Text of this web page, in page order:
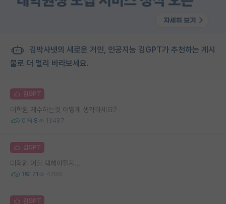
김박사넷의 새로운 거인, 인공지능 김GPT가 추천하는 게시
물로 더 멀리 바라보세요.
김GPT
대학원 재수하는것 어떻게 생각하세요?
0 8 13487
김GPT
대학원 어딜 택해야될지...
1 21 4288
김GPT